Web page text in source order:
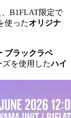
B1FLAT限定で
使ったオリジナ
ブラックラベ
ズを使用したハイ